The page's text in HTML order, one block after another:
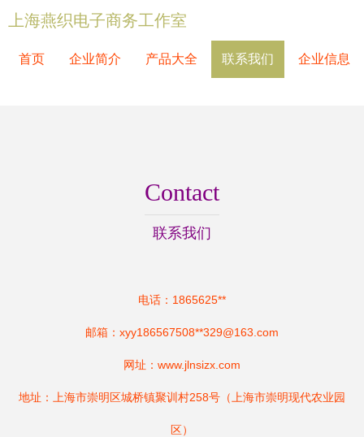
上海燕织电子商务工作室
首页 企业简介 产品大全 联系我们 企业信息
Contact
联系我们
电话：1865625**
邮箱：xyy186567508**329@163.com
网址： www.jlnsizx.com
地址：上海市崇明区城桥镇聚训村258号（上海市崇明现代农业园
区）